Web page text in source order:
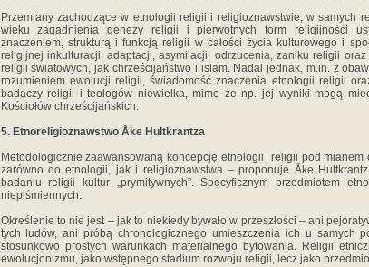
Przemiany zachodzące w etnologii religii i religioznawstwie, w samych
wieku zagadnienia genezy religii i pierwotnych form religijności
znaczeniem, strukturą i funkcją religii w całości życia kulturowego i
religijnej inkulturacji, adaptacji, asymilacji, odrzucenia, zaniku religii
religii światowych, jak chrześcijaństwo i islam. Nadal jednak, m.in. z
rozumieniem ewolucji religii, świadomość znaczenia etnologii religii
badaczy religii i teologów niewielka, mimo że np. jej wyniki mogą
Kościołów chrześcijańskich.
5. Etnoreligioznawstwo Åke Hultkrantza
Metodologicznie zaawansowaną koncepcję etnologii religii pod
zarówno do etnologii, jak i religioznawstwa – proponuje Åke
badaniu religii kultur „prymitywnych”. Specyficznym przedmiotem
niepiśmiennych.
Określenie to nie jest – jak to niekiedy bywało w przeszłości – ani
tych ludów, ani próbą chronologicznego umieszczenia ich u samych
stosunkowo prostych warunkach materialnego bytowania. Religii
ewolucjonizmu, jako wstępnego stadium rozwoju religii, lecz jako